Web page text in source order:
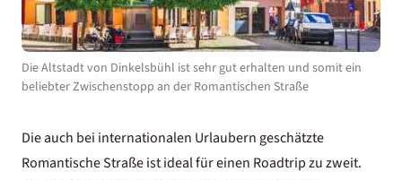
Die Altstadt von Dinkelsbühl ist sehr gut erhalten und somit ein
beliebter Zwischenstopp an der Romantischen Straße
Die auch bei internationalen Urlaubern geschätzte
Romantische Straße ist ideal für einen Roadtrip zu zweit.